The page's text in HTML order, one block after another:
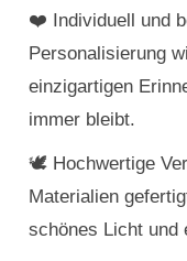
❤️ Individuell und
Personalisierung
einzigartigen
immer bleibt.
🕊️ Hochwertige
Materialien
schönes Licht und